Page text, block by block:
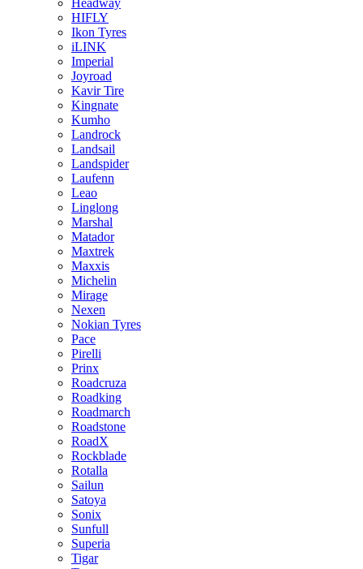
Headway
HIFLY
Ikon Tyres
iLINK
Imperial
Joyroad
Kavir Tire
Kingnate
Kumho
Landrock
Landsail
Landspider
Laufenn
Leao
Linglong
Marshal
Matador
Maxtrek
Maxxis
Michelin
Mirage
Nexen
Nokian Tyres
Pace
Pirelli
Prinx
Roadcruza
Roadking
Roadmarch
Roadstone
RoadX
Rockblade
Rotalla
Sailun
Satoya
Sonix
Sunfull
Superia
Tigar